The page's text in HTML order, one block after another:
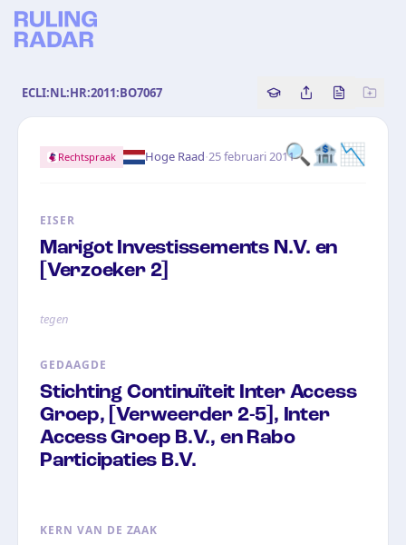
ECLI:NL:HR:2011:BO7067 Copy source
Share this
Bekijk
🔍 🏦📉
Rechtspraak Hoge Raad·25 februari 2011
EISER
Marigot Investissements N.V. en
[Verzoeker 2]
tegen
GEDAAGDE
Stichting Continuïteit Inter Access
Groep, [Verweerder 2-5], Inter
Access Groep B.V., en Rabo
Participaties B.V.
KERN VAN DE ZAAK